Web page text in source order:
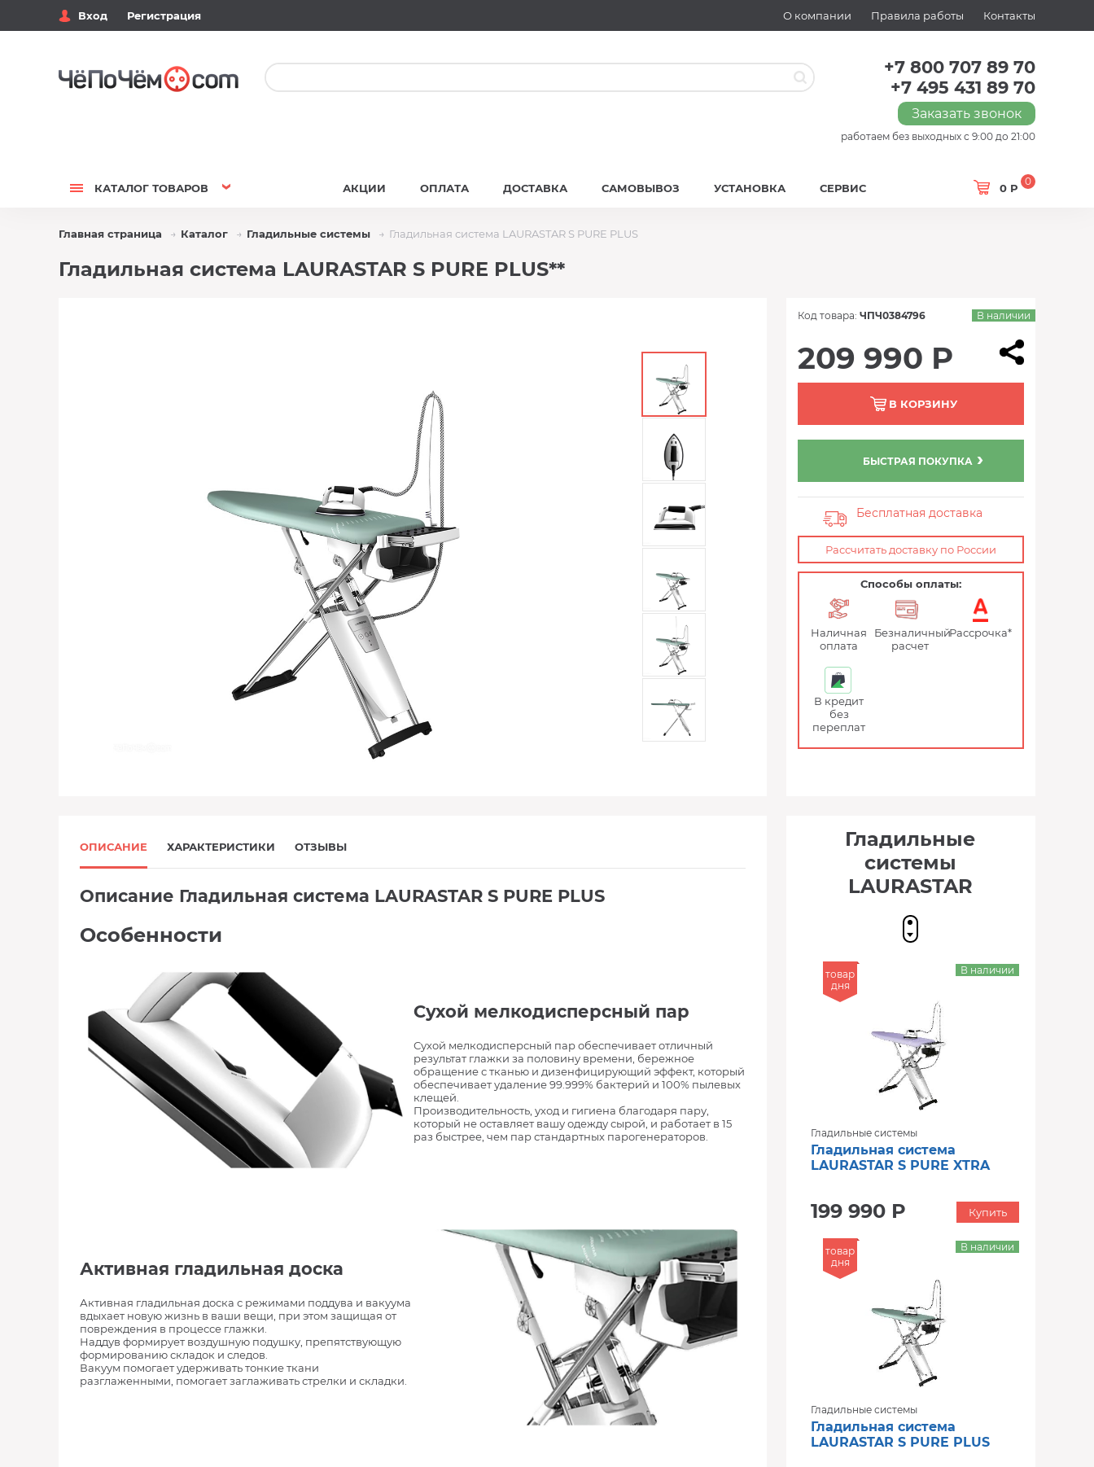
Вход Регистрация О компании Правила работы Контакты
+7 800 707 89 70
+7 495 431 89 70
Заказать звонок
работаем без выходных с 9:00 до 21:00
КАТАЛОГ ТОВАРОВ 0 Р
0
АКЦИИ ОПЛАТА ДОСТАВКА САМОВЫВОЗ УСТАНОВКА СЕРВИС
Главная страница Каталог Гладильные системы Гладильная система LAURASTAR S PURE PLUS
Гладильная система LAURASTAR S PURE PLUS**
Код товара: ЧПЧ0384796 В наличии
209 990 Р
В КОРЗИНУ
БЫСТРАЯ ПОКУПКА
Бесплатная доставка
Рассчитать доставку по России
Способы оплаты:
Наличная
оплата
Безналичный
расчет
Рассрочка*
В кредит
без
переплат
ОПИСАНИЕ ХАРАКТЕРИСТИКИ ОТЗЫВЫ
Описание Гладильная система LAURASTAR S PURE PLUS
Особенности
Сухой мелкодисперсный пар
Сухой мелкодисперсный пар обеспечивает отличный
результат глажки за половину времени, бережное
обращение с тканью и дизенфицирующий эффект, который
обеспечивает удаление 99.999% бактерий и 100% пылевых
клещей.
Производительность, уход и гигиена благодаря пару,
который не оставляет вашу одежду сырой, и работает в 15
раз быстрее, чем пар стандартных парогенераторов.
Активная гладильная доска
Активная гладильная доска с режимами поддува и вакуума
вдыхает новую жизнь в ваши вещи, при этом защищая от
повреждения в процессе глажки.
Наддув формирует воздушную подушку, препятствующую
формированию складок и следов.
Вакуум помогает удерживать тонкие ткани
разглаженными, помогает заглаживать стрелки и складки.
Гладильные
системы
LAURASTAR
товар
дня
Гладильные системы
Гладильная система
LAURASTAR S PURE XTRA
199 990 Р
В наличии
Купить
товар
дня
Гладильные системы
Гладильная система
LAURASTAR S PURE PLUS
В наличии